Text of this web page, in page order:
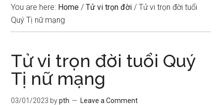
You are here: Home / Tử vi trọn đời / Tử vi trọn đời tuổi
Quý Tị nữ mạng
Tử vi trọn đời tuổi Quý
Tị nữ mạng
03/01/2023 bypth Leave a Comment